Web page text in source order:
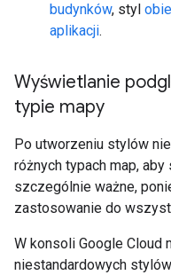
budynków, styl
aplikacji.
Wyświetlanie
typie mapy
Po utworzeniu stylów
różnych typach map,
szczególnie ważne,
zastosowanie do
W konsoli Google
niestandardowych